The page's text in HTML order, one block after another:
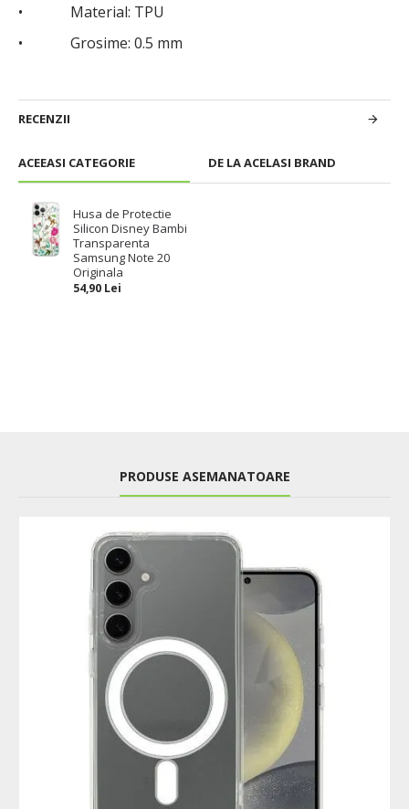
ACEEASI CATEGORIE DE LA ACELASI BRAND
Husa de Protectie
Silicon Disney Bambi
Transparenta
Samsung Note 20
Originala
54,90 Lei
• Material: TPU
• Grosime: 0.5 mm
RECENZII
PRODUSE ASEMANATOARE